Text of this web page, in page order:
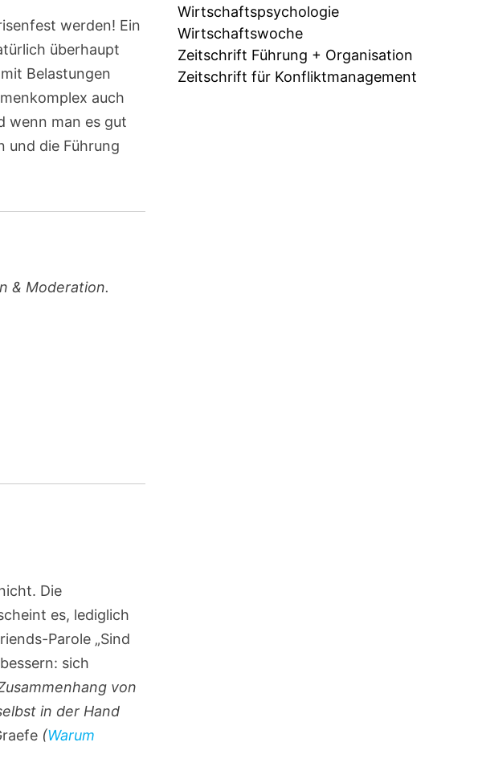
werden! Ein
überhaupt
Belastungen
auch
wenn man es gut
und die Führung
& Moderation.
Die
es, lediglich
Parole „Sind
sich
von
in der Hand
(Warum
Wirtschaftspsychologie
Wirtschaftswoche
Zeitschrift Führung + Organisation
Zeitschrift für Konfliktmanagement